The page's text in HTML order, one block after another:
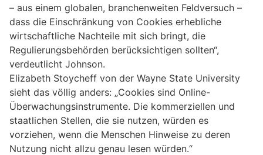
– aus einem globalen, branchenweiten Feldversuch –
dass die Einschränkung von Cookies erhebliche
wirtschaftliche Nachteile mit sich bringt, die
Regulierungsbehörden berücksichtigen sollten“,
verdeutlicht Johnson.
Elizabeth Stoycheff von der Wayne State University
sieht das völlig anders: „Cookies sind Online-
Überwachungsinstrumente. Die kommerziellen und
staatlichen Stellen, die sie nutzen, würden es
vorziehen, wenn die Menschen Hinweise zu deren
Nutzung nicht allzu genau lesen würden.“